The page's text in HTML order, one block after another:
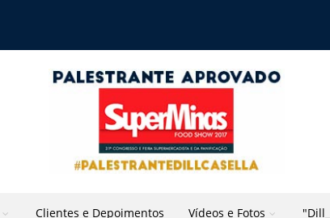
Clientes e Depoimentos Vídeos e Fotos